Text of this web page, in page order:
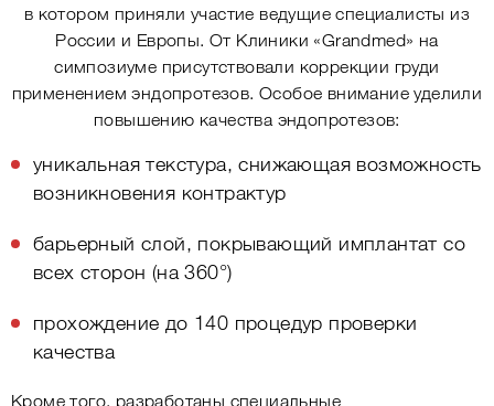
в котором приняли участие ведущие специалисты из
России и Европы. От Клиники «Grandmed» на
симпозиуме присутствовали коррекции груди
применением эндопротезов. Особое внимание уделили
повышению качества эндопротезов:
уникальная текстура, снижающая возможность
возникновения контрактур
барьерный слой, покрывающий имплантат со
всех сторон (на 360°)
прохождение до 140 процедур проверки
качества